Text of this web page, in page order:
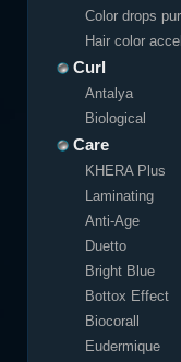
Color drops
Hair color
Curl
Antalya
Biological
Care
KHERA Plus
Laminating
Anti-Age
Duetto
Bright Blue
Bottox Effect
Biocorall
Eudermique